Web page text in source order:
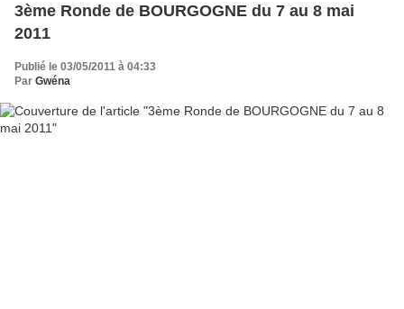
3ème Ronde de BOURGOGNE du 7 au 8 mai
2011
Publié le 03/05/2011 à 04:33
Par Gwéna